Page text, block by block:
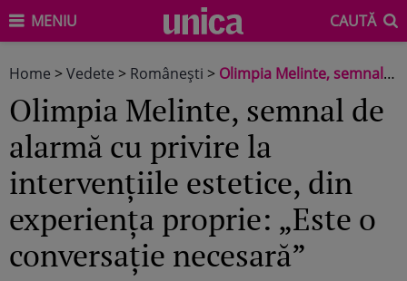
MENIU CAUTĂ
Home >Vedete > Româneşti > Olimpia Melinte, semnal de alarmă cu privire la intervențiile estetice, din experiența proprie: „Este o conversație necesară”
Olimpia Melinte, semnal de
alarmă cu privire la
intervențiile estetice, din
experiența proprie: „Este o
conversație necesară”